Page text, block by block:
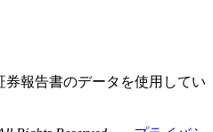
報告書のデータを使用してい